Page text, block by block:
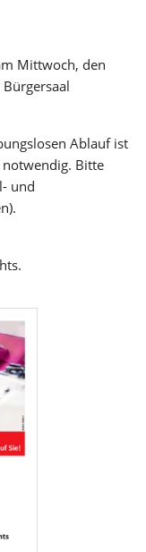
Mittwoch, den
Ablauf ist
notwendig. Bitte
und